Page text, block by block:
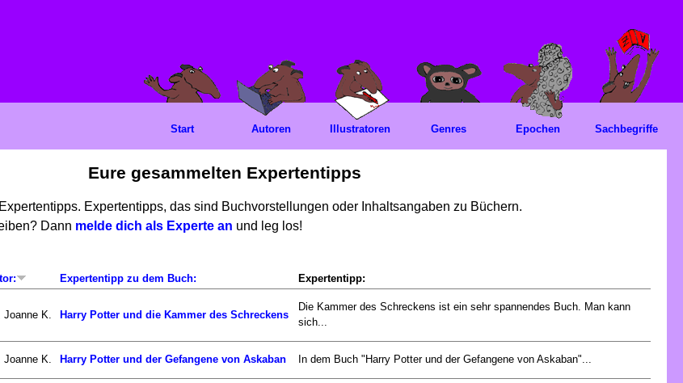
Eure gesammelten Expertentipps
Expertentipps, das sind Buchvorstellungen oder Inhaltsangaben zu Büchern.
Dann melde dich als Experte an und leg los!
Expertentipp zu dem Buch: Expertentipp:
Joanne K. Harry Potter und die Kammer des Schreckens
Die Kammer des Schreckens ist ein sehr spannendes Buch. Man kann
sich...
Joanne K. Harry Potter und der Gefangene von Askaban In dem Buch "Harry Potter und der Gefangene von Askaban"...
Start Autoren Illustratoren Genres Epochen Sachbegriffe